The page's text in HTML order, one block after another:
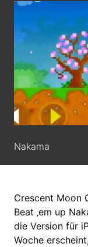
Nakama
Crescent Moon
Beat ‚em up
die Version für
Woche